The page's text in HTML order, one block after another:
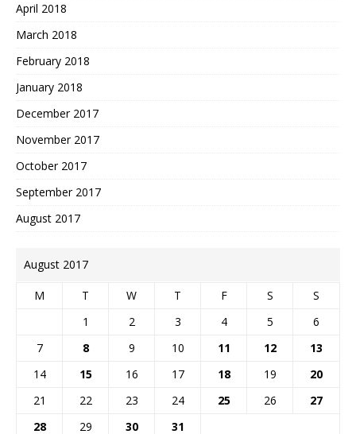
April 2018
March 2018
February 2018
January 2018
December 2017
November 2017
October 2017
September 2017
August 2017
August 2017
M T W T F S
S
1
2 3 4 5
6
7
8 9 10 11 12
13
14
15 16 17 18 19
20
21
22 23 24 25 26
27
28
29 30 31